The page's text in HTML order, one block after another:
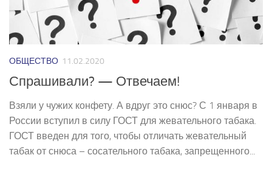
ОБЩЕСТВО 11.02.2020
Спрашивали? — Отвечаем!
Взяли у чужих конфету. А вдруг это снюс? С 1 января в
России вступил в силу ГОСТ для жевательного табака.
ГОСТ введен для того, чтобы отличать жевательный
табак от снюса – сосательного табака, запрещенного...